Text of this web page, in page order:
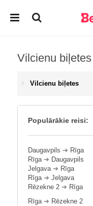
Vilcienu biļetes
Vilcienu biļetes
Populārākie reisi:
Daugavpils ➔ Rīga
Rīga➔ Daugavpils
Jelgava➔ Rīga
Rīga➔ Jelgava
Rēzekne 2 ➔ Rīga
Rīga➔ Rēzekne 2